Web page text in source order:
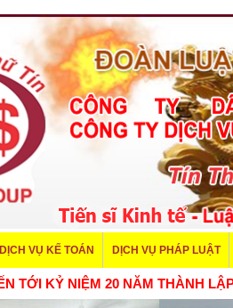
DỊCH VỤ KẾ TOÁN DỊCH VỤ PHÁP LUẬT
TIẾN TỚI KỶ NIỆM 20 NĂM THÀNH